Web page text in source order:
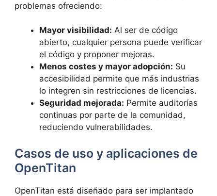
problemas ofreciendo:
Mayor visibilidad: Al ser de código
abierto, cualquier persona puede verificar
el código y proponer mejoras.
Menos costes y mayor adopción: Su
accesibilidad permite que más industrias
lo integren sin restricciones de licencias.
Seguridad mejorada: Permite auditorías
continuas por parte de la comunidad,
reduciendo vulnerabilidades.
Casos de uso y aplicaciones de
OpenTitan
OpenTitan está diseñado para ser implantado